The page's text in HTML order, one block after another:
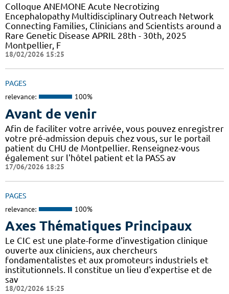
Colloque ANEMONE Acute Necrotizing
Encephalopathy Multidisciplinary Outreach Network
Connecting Families, Clinicians and Scientists around a
Rare Genetic Disease APRIL 28th - 30th, 2025
Montpellier, F
18/02/2026 15:25
PAGES
relevance: 100%
Avant de venir
Afin de faciliter votre arrivée, vous pouvez enregistrer
votre pré-admission depuis chez vous, sur le portail
patient du CHU de Montpellier. Renseignez-vous
également sur l'hôtel patient et la PASS av
17/06/2026 18:25
PAGES
relevance: 100%
Axes Thématiques Principaux
Le CIC est une plate-forme d'investigation clinique
ouverte aux cliniciens, aux chercheurs
fondamentalistes et aux promoteurs industriels et
institutionnels. Il constitue un lieu d'expertise et de
sav
18/02/2026 15:25